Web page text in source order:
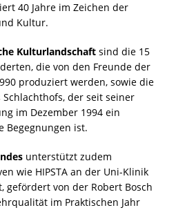
40 Jahre im Zeichen der
Kultur.
Kulturlandschaft sind die 15
die von den Freunde der
produziert werden, sowie die
der seit seiner
im Dezember 1994 ein
ist.
unterstützt zudem
wie HIPSTA an der Uni-Klinik
gefördert von der Robert Bosch
im Praktischen Jahr